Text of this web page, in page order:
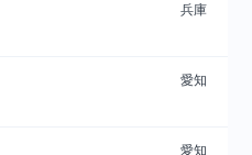
兵庫
愛知
愛知